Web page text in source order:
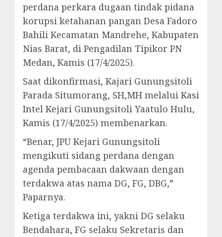
perdana perkara dugaan tindak pidana
korupsi ketahanan pangan Desa Fadoro
Bahili Kecamatan Mandrehe, Kabupaten
Nias Barat, di Pengadilan Tipikor PN
Medan, Kamis (17/4/2025).
Saat dikonfirmasi, Kajari Gunungsitoli
Parada Situmorang, SH,MH melalui Kasi
Intel Kejari Gunungsitoli Yaatulo Hulu,
Kamis (17/4/2025) membenarkan.
“Benar, JPU Kejari Gunungsitoli
mengikuti sidang perdana dengan
agenda pembacaan dakwaan dengan
terdakwa atas nama DG, FG, DBG,”
Paparnya.
Ketiga terdakwa ini, yakni DG selaku
Bendahara, FG selaku Sekretaris dan